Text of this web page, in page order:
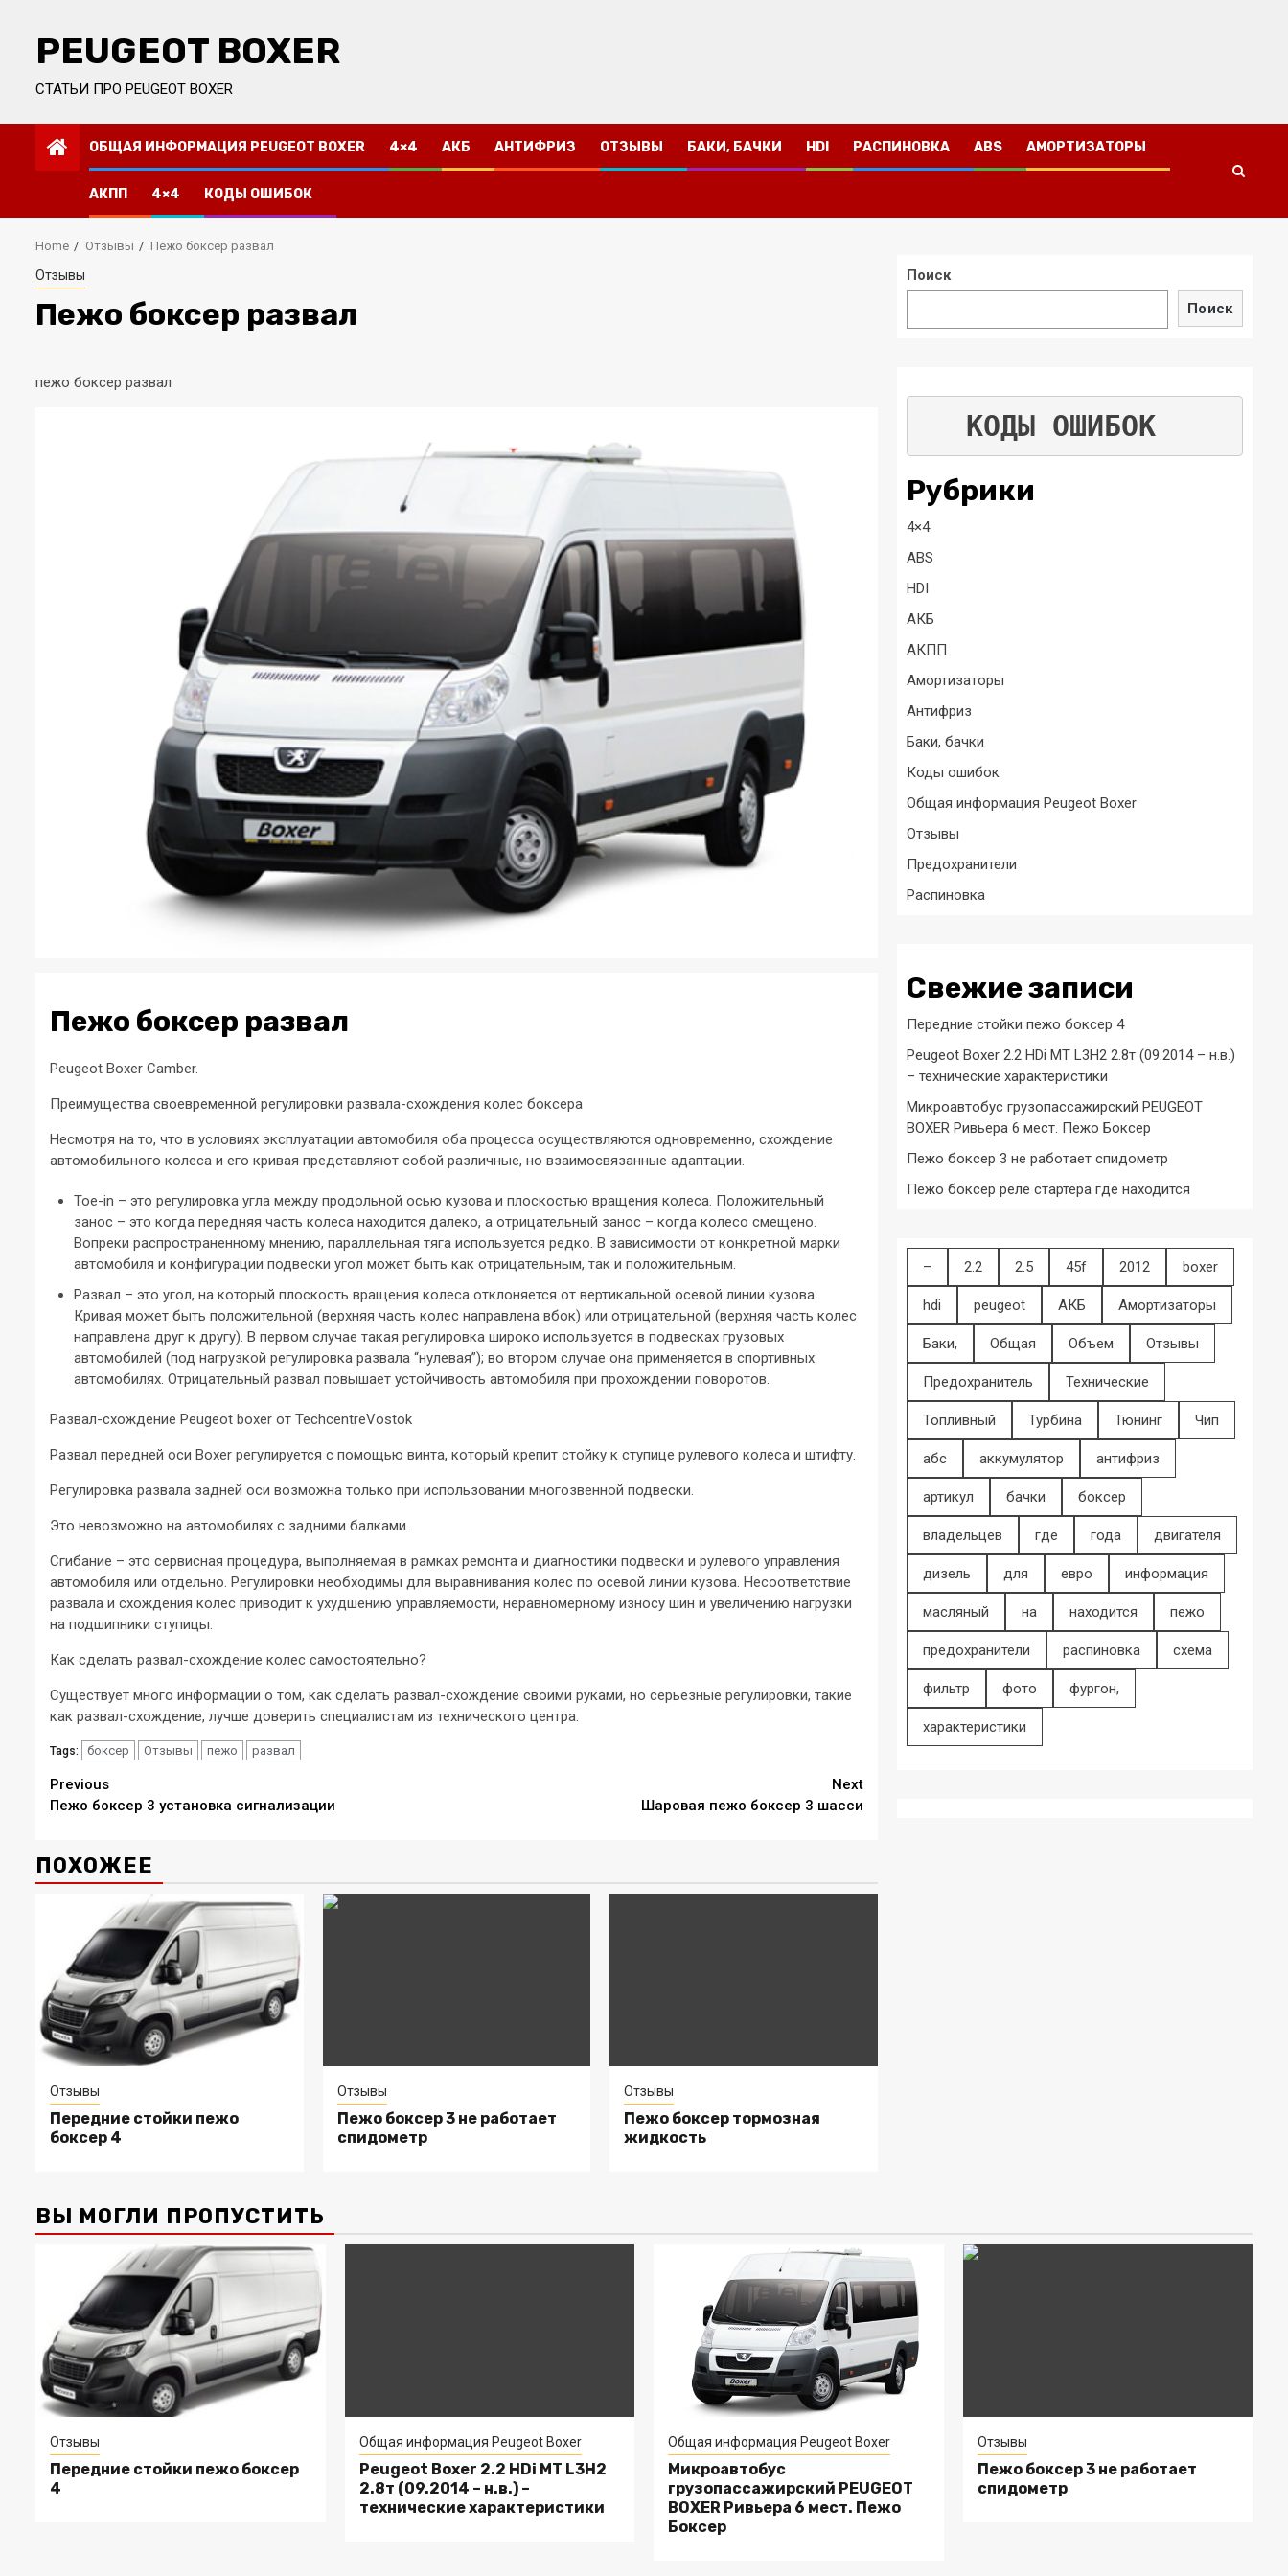
contentPEUGEOT BOXER
СТАТЬИ ПРО PEUGEOT BOXER
ОБЩАЯ ИНФОРМАЦИЯ PEUGEOT BOXER 4×4 АКБ АНТИФРИЗ ОТЗЫВЫ БАКИ, БАЧКИ HDI РАСПИНОВКА ABS АМОРТИЗАТОРЫ
АКПП 4×4 КОДЫ ОШИБОК
Home Отзывы Пежо боксер развал
Отзывы
Пежо боксер развал
пежо боксер развал
Пежо боксер развал
Peugeot Boxer Camber.
Преимущества своевременной регулировки развала-схождения колес боксера
Несмотря на то, что в условиях эксплуатации автомобиля оба процесса осуществляются одновременно, схождение
автомобильного колеса и его кривая представляют собой различные, но взаимосвязанные адаптации.
Toe-in – это регулировка угла между продольной осью кузова и плоскостью вращения колеса. Положительный
занос – это когда передняя часть колеса находится далеко, а отрицательный занос – когда колесо смещено.
Вопреки распространенному мнению, параллельная тяга используется редко. В зависимости от конкретной марки
автомобиля и конфигурации подвески угол может быть как отрицательным, так и положительным.
Развал – это угол, на который плоскость вращения колеса отклоняется от вертикальной осевой линии кузова.
Кривая может быть положительной (верхняя часть колес направлена вбок) или отрицательной (верхняя часть колес
направлена друг к другу). В первом случае такая регулировка широко используется в подвесках грузовых
автомобилей (под нагрузкой регулировка развала “нулевая”); во втором случае она применяется в спортивных
автомобилях. Отрицательный развал повышает устойчивость автомобиля при прохождении поворотов.
Развал-схождение Peugeot boxer от TechcentreVostok
Развал передней оси Boxer регулируется с помощью винта, который крепит стойку к ступице рулевого колеса и штифту.
Регулировка развала задней оси возможна только при использовании многозвенной подвески.
Это невозможно на автомобилях с задними балками.
Сгибание – это сервисная процедура, выполняемая в рамках ремонта и диагностики подвески и рулевого управления
автомобиля или отдельно. Регулировки необходимы для выравнивания колес по осевой линии кузова. Несоответствие
развала и схождения колес приводит к ухудшению управляемости, неравномерному износу шин и увеличению нагрузки
на подшипники ступицы.
Как сделать развал-схождение колес самостоятельно?
Существует много информации о том, как сделать развал-схождение своими руками, но серьезные регулировки, такие
как развал-схождение, лучше доверить специалистам из технического центра.
Tags: боксер Отзывы пежо развал
Continue
Reading
Previous
Пежо боксер 3 установка сигнализации
Next
Шаровая пежо боксер 3 шасси
ПОХОЖЕЕ
Отзывы
Передние стойки пежо
боксер 4
Отзывы
Пежо боксер 3 не работает
спидометр
Отзывы
Пежо боксер тормозная
жидкость
Поиск
Поиск
КОДЫ ОШИБОК
Рубрики
4×4
ABS
HDI
АКБ
АКПП
Амортизаторы
Антифриз
Баки, бачки
Коды ошибок
Общая информация Peugeot Boxer
Отзывы
Предохранители
Распиновка
Свежие записи
Передние стойки пежо боксер 4
Peugeot Boxer 2.2 HDi MT L3H2 2.8т (09.2014 – н.в.)
– технические характеристики
Микроавтобус грузопассажирский PEUGEOT
BOXER Ривьера 6 мест. Пежо Боксер
Пежо боксер 3 не работает спидометр
Пежо боксер реле стартера где находится
– 2.2 2.5 45f 2012 boxer
hdi peugeot АКБ Амортизаторы
Баки, Общая Объем Отзывы
Предохранитель Технические
Топливный Турбина Тюнинг Чип
абс аккумулятор антифриз
артикул бачки боксер
владельцев где года двигателя
дизель для евро информация
масляный на находится пежо
предохранители распиновка схема
фильтр фото фургон,
характеристики
ВЫ МОГЛИ ПРОПУСТИТЬ
Отзывы
Передние стойки пежо боксер
4
Общая информация Peugeot Boxer
Peugeot Boxer 2.2 HDi MT L3H2
2.8т (09.2014 – н.в.) –
технические характеристики
Общая информация Peugeot Boxer
Микроавтобус
грузопассажирский PEUGEOT
BOXER Ривьера 6 мест. Пежо
Боксер
Отзывы
Пежо боксер 3 не работает
спидометр